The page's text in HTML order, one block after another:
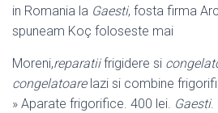
in Romania la Gaesti, fosta firma
spuneam Koç foloseste mai
Moreni,reparatiifrigidere si
congelatoarelazi si combine
» Aparate frigorifice. 400 lei. Gaesti.